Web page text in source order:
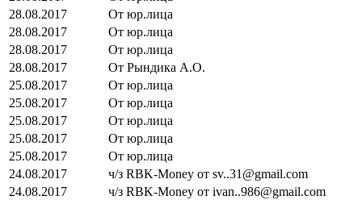
28.08.2017
От юр.лица
28.08.2017
От юр.лица
28.08.2017
От юр.лица
28.08.2017
От Рындика А.О.
25.08.2017
От юр.лица
25.08.2017
От юр.лица
25.08.2017
От юр.лица
25.08.2017
От юр.лица
25.08.2017
От юр.лица
24.08.2017
ч/з RBK-Money от sv..31@gmail.com
24.08.2017
ч/з RBK-Money от ivan..986@gmail.com